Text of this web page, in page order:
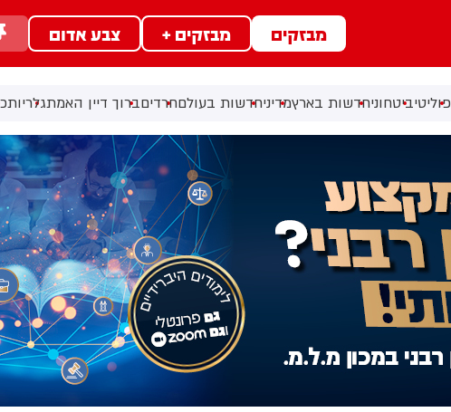
מבזקים מבזקים + צבע אדום
פוליטיביטחוניחדשות בארץמדיניחדשות בעולםחרדיםברוך דיין האמתגלריות